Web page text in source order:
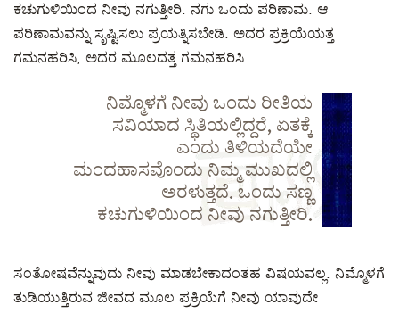
ಕಚುಗುಳಿಯಿಂದ ನೀವು ನಗುತ್ತೀರಿ. ನಗು ಒಂದು ಪರಿಣಾಮ. ಆ
ಪರಿಣಾಮವನ್ನು ಸೃಷ್ಟಿಸಲು ಪ್ರಯತ್ನಿಸಬೇಡಿ. ಅದರ ಪ್ರಕ್ರಿಯೆಯತ್ತ
ಗಮನಹರಿಸಿ, ಅದರ ಮೂಲದತ್ತ ಗಮನಹರಿಸಿ.
ನಿಮ್ಮೊಳಗೆ ನೀವು ಒಂದು ರೀತಿಯ
ಸವಿಯಾದ ಸ್ಥಿತಿಯಲ್ಲಿದ್ದರೆ, ಏತಕ್ಕೆ
ಎಂದು ತಿಳಿಯದೆಯೇ
ಮಂದಹಾಸವೊಂದು ನಿಮ್ಮ ಮುಖದಲ್ಲಿ
ಅರಳುತ್ತದೆ. ಒಂದು ಸಣ್ಣ
ಕಚುಗುಳಿಯಿಂದ ನೀವು ನಗುತ್ತೀರಿ.
ಸಂತೋಷವೆನ್ನುವುದು ನೀವು ಮಾಡಬೇಕಾದಂತಹ ವಿಷಯವಲ್ಲ. ನಿಮ್ಮೊಳಗೆ
ತುಡಿಯುತ್ತಿರುವ ಜೀವದ ಮೂಲ ಪ್ರಕ್ರಿಯೆಗೆ ನೀವು ಯಾವುದೇ